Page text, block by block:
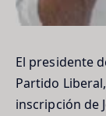
El presidente
Partido
inscripción de